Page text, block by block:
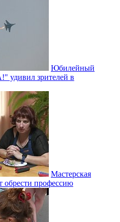
Юбилейный
удивил зрителей в
Мастерская
обрести профессию